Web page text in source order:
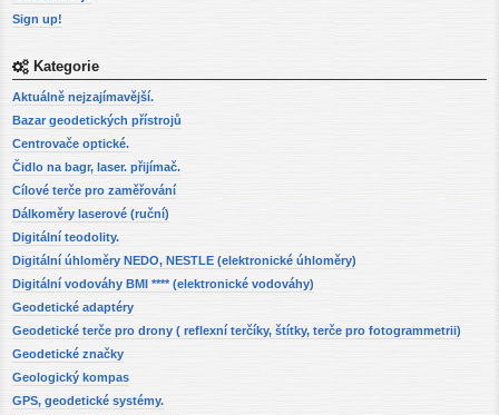
Sign up!
Kategorie
Aktuálně nejzajímavější.
Bazar geodetických přístrojů
Centrovače optické.
Čidlo na bagr, laser. přijímač.
Cílové terče pro zaměřování
Dálkoměry laserové (ruční)
Digitální teodolity.
Digitální úhloměry NEDO, NESTLE (elektronické úhloměry)
Digitální vodováhy BMI **** (elektronické vodováhy)
Geodetické adaptéry
Geodetické terče pro drony ( reflexní terčíky, štítky, terče pro fotogrammetrii)
Geodetické značky
Geologický kompas
GPS, geodetické systémy.